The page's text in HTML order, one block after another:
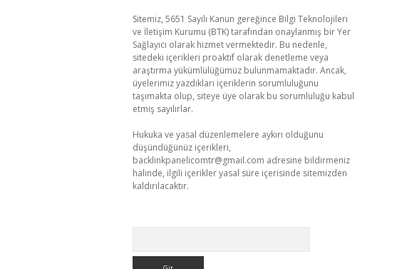
Sitemiz, 5651 Sayılı Kanun gereğince Bilgi Teknolojileri
ve İletişim Kurumu (BTK) tarafından onaylanmış bir Yer
Sağlayıcı olarak hizmet vermektedir. Bu nedenle,
sitedeki içerikleri proaktif olarak denetleme veya
araştırma yükümlülüğümüz bulunmamaktadır. Ancak,
üyelerimiz yazdıkları içeriklerin sorumluluğunu
taşımakta olup, siteye üye olarak bu sorumluluğu kabul
etmiş sayılırlar.
Hukuka ve yasal düzenlemelere aykırı olduğunu
düşündüğünüz içerikleri,
backlinkpanelicomtr@gmail.com adresine bildirmeniz
halinde, ilgili içerikler yasal süre içerisinde sitemizden
kaldırılacaktır.